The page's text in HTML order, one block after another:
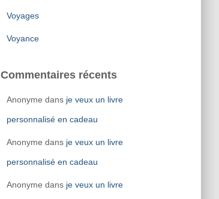
Voyages
Voyance
Commentaires récents
Anonyme dans je veux un livre
personnalisé en cadeau
Anonyme dans je veux un livre
personnalisé en cadeau
Anonyme dans je veux un livre